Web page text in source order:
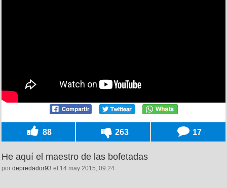
88 263 17
He aquí el maestro de las bofetadas
por depredador93 el 14 may 2015, 09:24